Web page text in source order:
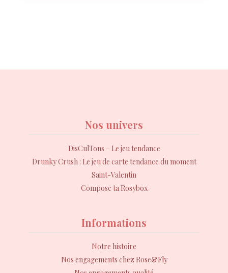
Nos univers
DisCulTons – Le jeu tendance
Drunky Crush : Le jeu de carte tendance du moment
Saint-Valentin
Compose ta Rosybox
Informations
Notre histoire
Nos engagements chez Rose&Fly